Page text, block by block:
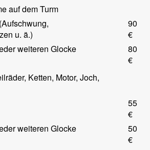
auf dem Turm
u. ä.)
90
€
weiteren Glocke
80
€
Ketten, Motor, Joch,
55
€
weiteren Glocke
50
€